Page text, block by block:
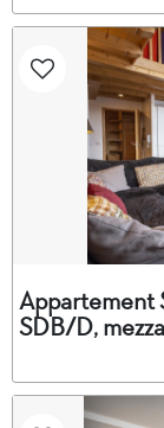
Appartement
SDB/D,